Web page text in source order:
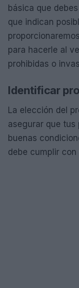
básica que
que indican
para hacerle al
prohibidas o
Identificar
La elección del
asegurar que tus
buenas
debe cumplir